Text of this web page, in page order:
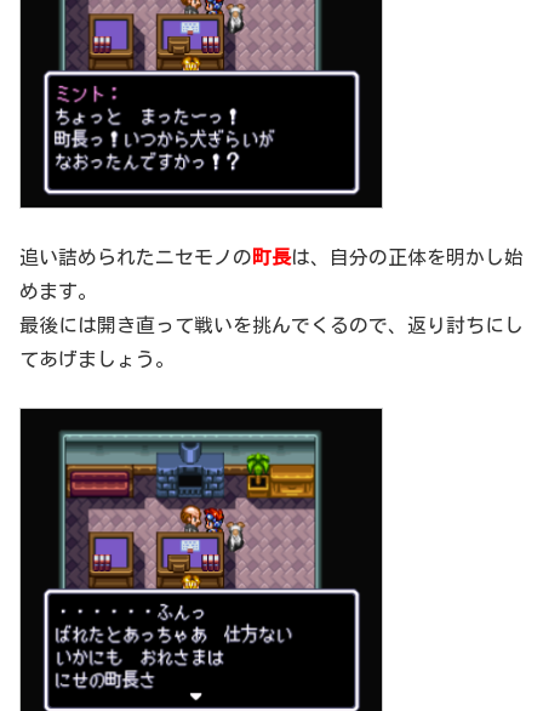
追い詰められたニセモノの町長は、自分の正体を明かし始
めます。
最後には開き直って戦いを挑んでくるので、返り討ちにし
てあげましょう。